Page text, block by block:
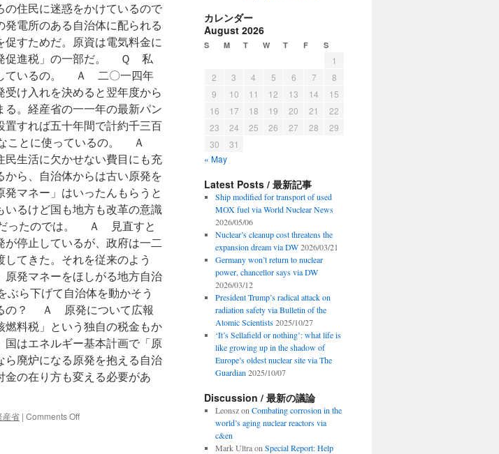
住民に迷惑をかけているので
電所のある自治体に配られる
すためだ。原資は電気料金に
発促進税」の一部だ。 Ｑ 私
しているの。 Ａ 二〇一四年
け入れを決めると翌年度から
。経産省の一一年の最新パン
すれば五十年間で計約千三百
ことに使っているの。 Ａ
生活に欠かせない費目にも充
ら、自治体からは古い原発を
マネー」はいったんもらうと
るけど国も地方も改革の意識
ったのでは。 Ａ 見直すと
停止しているが、政府は一二
てきた。それを従来のよう
発マネーをほしがる地方自治
ら下げて自治体を動かそう
るの？ Ａ 原発について広報
料税」という独自の税金もか
はエネルギー基本計画で「原
廃炉になる原発を抱える自治
の在り方も変える必要があ
産省 | Comments Offon
カレンダー
August 2026
S M T W T F S
1
2
3 4 5 6 7
8
9
10 11 12 13 14
15
16
17 18 19 20 21
22
23
24 25 26 27 28
29
30
31
« May
Latest Posts / 最新記事
Ship modified for transport of used
MOX fuel via World Nuclear News
2026/05/06
Nuclear’s cleanup cost threatens the
expansion dream via DW 2026/03/21
Germany won’t return to nuclear
power, chancellor says via DW
2026/03/12
President Trump’s radical attack on
radiation safety via Bulletin of the
Atomic Scientists 2025/10/27
‘It’s Sellafield or nothing’: what life is
like growing up in the shadow of
Europe’s oldest nuclear site via The
Guardian 2025/10/07
Discussion / 最新の議論
Leonszon Combating corrosion in the
world’s aging nuclear reactors via
c&en
Mark Ultraon Special Report: Help